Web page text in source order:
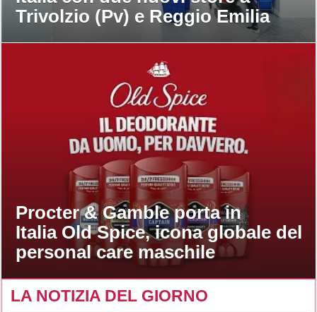
Trivolzio (Pv) e Reggio Emilia
Procter & Gamble porta in
Italia Old Spice, icona globale del
personal care maschile
LA NOTIZIA DEL GIORNO